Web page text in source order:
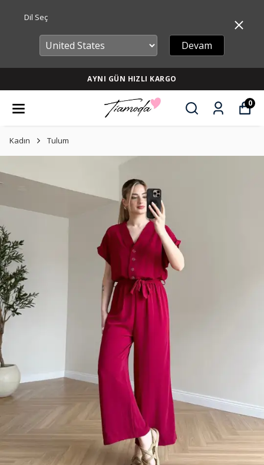
Dil Seç
Devam
AYNI GÜN HIZLI KARGO
0
Kadın Tulum